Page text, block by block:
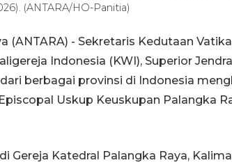
(ANTARA/HO-Panitia)
(ANTARA) - Sekretaris Kedutaan
Indonesia (KWI), Superior
berbagai provinsi di Indonesia
Uskup Keuskupan Palangka
Gereja Katedral Palangka Raya,